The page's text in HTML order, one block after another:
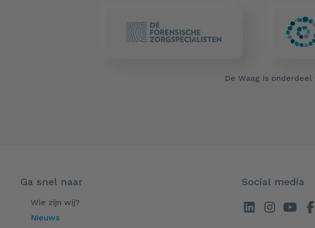
De Waag is
Ga snel naar
Wie zijn wij?
Nieuws
Social media